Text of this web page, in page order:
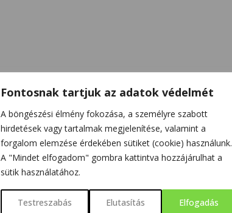
Fontosnak tartjuk az adatok védelmét
A böngészési élmény fokozása, a személyre szabott
hirdetések vagy tartalmak megjelenítése, valamint a
forgalom elemzése érdekében sütiket (cookie) használunk.
A "Mindet elfogadom" gombra kattintva hozzájárulhat a
sütik használatához.
Testreszabás Elutasítás Elfogadás